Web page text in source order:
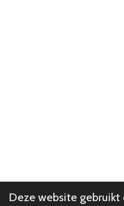
Deze website